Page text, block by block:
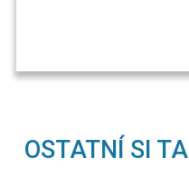
OSTATNÍ SI